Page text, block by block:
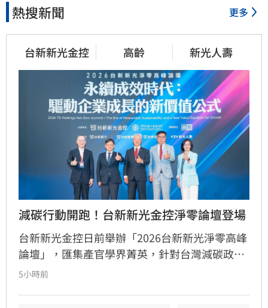
熱搜新聞 更多
台新新光金控 高齡 新光人壽
減碳行動開跑！台新新光金控淨零論壇登場
台新新光金控日前舉辦「2026台新新光淨零高峰
論壇」，匯集產官學界菁英，針對台灣減碳政
策、碳定價制度及企業轉型策略進行深度對話。
5小時前